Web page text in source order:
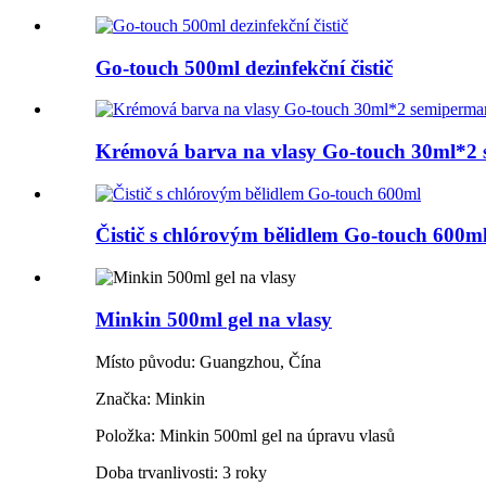
Go-touch 500ml dezinfekční čistič
Krémová barva na vlasy Go-touch 30ml*2
Čistič s chlórovým bělidlem Go-touch
Minkin 500ml gel na vlasy
Místo původu: Guangzhou, Čína
Značka: Minkin
Položka: Minkin 500ml gel na úpravu vlasů
Doba trvanlivosti: 3 roky